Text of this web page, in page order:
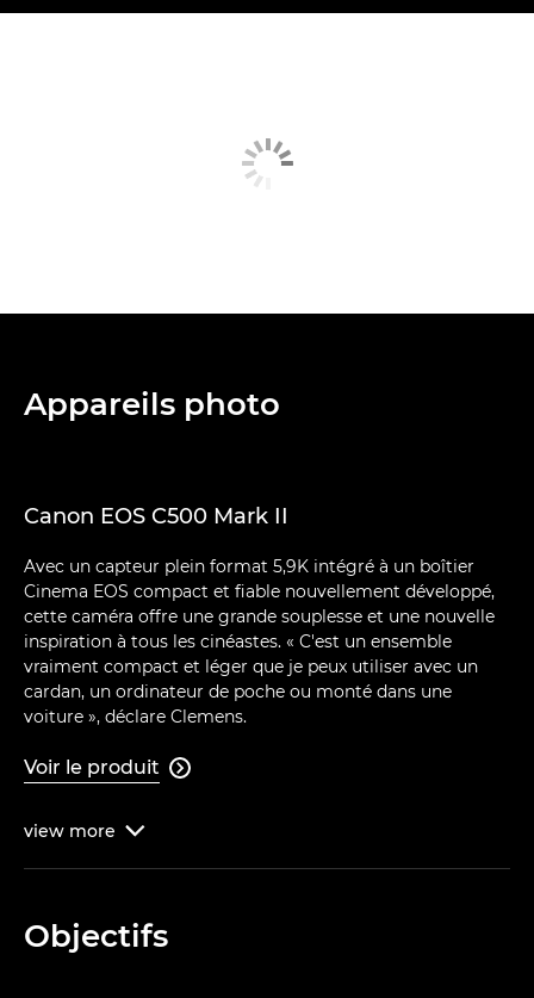
Appareils photo
Canon EOS C500 Mark II
Avec un capteur plein format 5,9K intégré à un boîtier
Cinema EOS compact et fiable nouvellement développé,
cette caméra offre une grande souplesse et une nouvelle
inspiration à tous les cinéastes. « C'est un ensemble
vraiment compact et léger que je peux utiliser avec un
cardan, un ordinateur de poche ou monté dans une
voiture », déclare Clemens.
Voir le produit 
view more 
Objectifs